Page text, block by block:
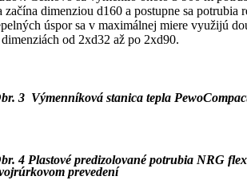
začína dimenziou d160 a postupne sa potrubia
úspor sa v maximálnej miere využijú
od 2xd32 až po 2xd90.
3 Výmenníková stanica tepla
4 Plastové predizolované potrubia NRG
prevedení